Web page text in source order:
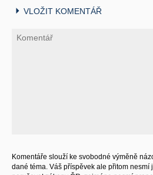
VLOŽIT KOMENTÁŘ
Komentáře slouží ke svobodné výměně
dané téma. Váš příspěvek ale přitom nesmí